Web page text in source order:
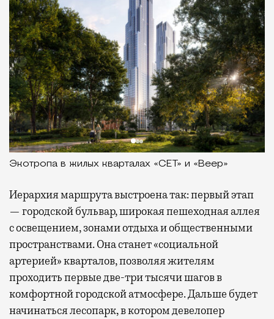
Экотропа в жилых кварталах «СЕТ» и «Веер»
Иерархия маршрута выстроена так: первый этап
— городской бульвар, широкая пешеходная аллея
с освещением, зонами отдыха и общественными
пространствами. Она станет «социальной
артерией» кварталов, позволяя жителям
проходить первые две-три тысячи шагов в
комфортной городской атмосфере. Дальше будет
начинаться лесопарк, в котором девелопер